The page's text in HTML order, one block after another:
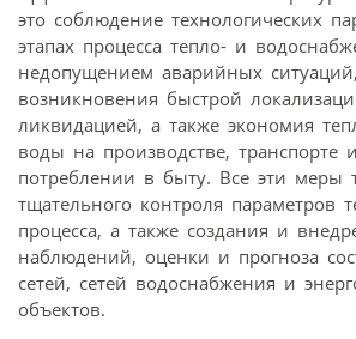
это соблюдение технологических
этапах процесса тепло- и
недопущением аварийных
возникновения быстрой
ликвидацией, а также экономия
воды на производстве, транспорте
потреблении в быту. Все эти меры
тщательного контроля параметров
процесса, а также создания и
наблюдений, оценки и прогноза
сетей, сетей водоснабжения и
объектов.